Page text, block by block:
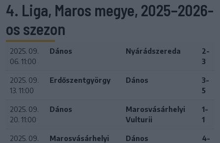
4. Liga, Maros megye, 2025–2026-
os szezon
2025. 09.
06. 11:00
Dános Nyárádszereda
2-
3
2025. 09.
13. 11:00
Erdőszentgyörgy Dános
3-
5
2025. 09.
20. 11:00
Dános
Marosvásárhelyi
Vulturii
1-
1
2025. 09.
Marosvásárhelyi
Dános
4-